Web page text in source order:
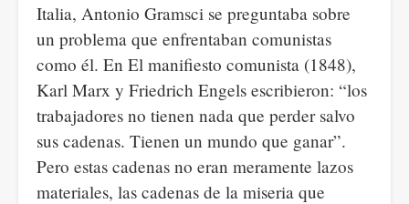
Italia, Antonio Gramsci se preguntaba sobre
un problema que enfrentaban comunistas
como él. En El manifiesto comunista (1848),
Karl Marx y Friedrich Engels escribieron: “los
trabajadores no tienen nada que perder salvo
sus cadenas. Tienen un mundo que ganar”.
Pero estas cadenas no eran meramente lazos
materiales, las cadenas de la miseria que